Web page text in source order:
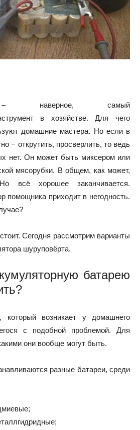
– наверное, самый
в хозяйстве. Для чего
домашние мастера. Но если в
− открутить, просверлить, то ведь
нет. Он может быть миксером или
мясорубки. В общем, как может,
всё хорошее заканчивается.
помощника приходит в негодность.
Сегодня рассмотрим варианты
шуруповёрта.
батарею
который возникает у домашнего
с подобной проблемой. Для
они вообще могут быть.
разные батареи, среди